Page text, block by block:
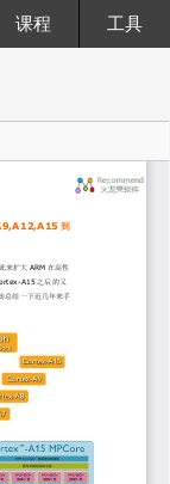
课程 工具